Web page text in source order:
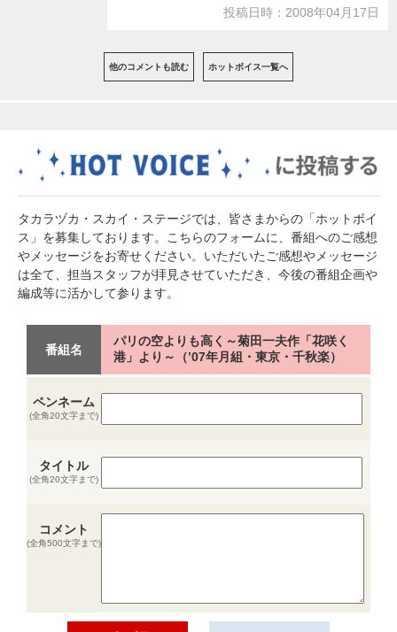
投稿日時：2008年04月17日
他のコメントも読む ホットボイス一覧へ
タカラヅカ・スカイ・ステージでは、皆さまからの「ホットボイ
ス」を募集しております。こちらのフォームに、番組へのご感想
やメッセージをお寄せください。いただいたご感想やメッセージ
は全て、担当スタッフが拝見させていただき、今後の番組企画や
編成等に活かして参ります。
番組名
パリの空よりも高く～菊田一夫作「花咲く
港」より～（’07年月組・東京・千秋楽）
ペンネーム
(全角20文字まで)
タイトル
(全角20文字まで)
コメント
(全角500文字まで)